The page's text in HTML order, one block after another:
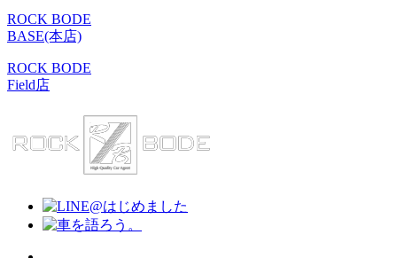
ROCK BODE
BASE(本店)
ROCK BODE
Field店